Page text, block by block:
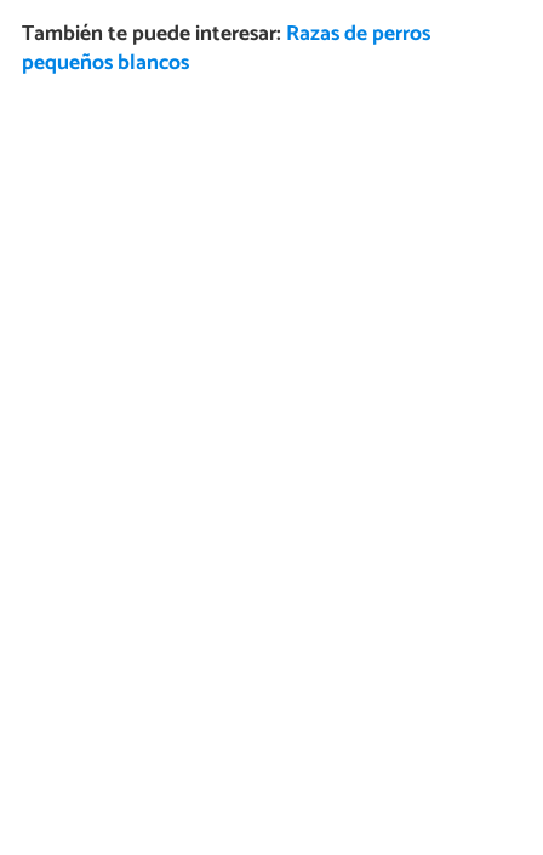
También te puede interesar: Razas de perros
pequeños blancos